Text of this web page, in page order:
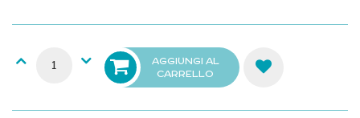
AGGIUNGI AL
CARRELLO